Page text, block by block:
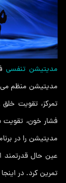
مدیتیشن تنفسی
مدیتیشن منظم می
تمرکز، تقویت
فشار خون،
مدیتیشن را در
عین حال
تمرین کرد. در